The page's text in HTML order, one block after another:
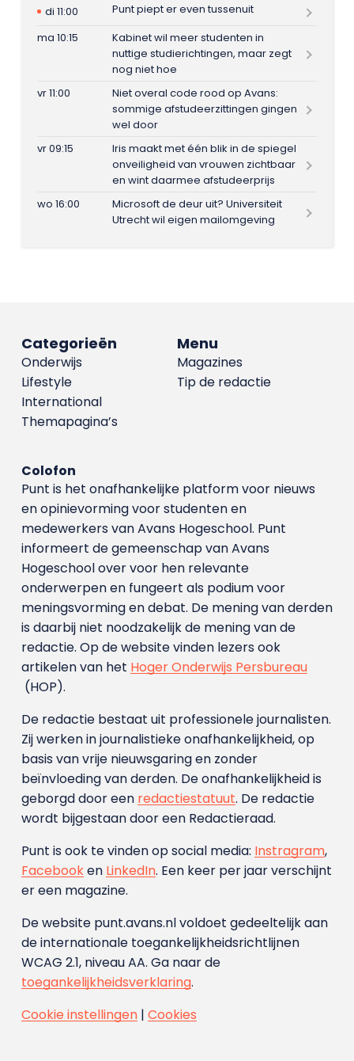
di 11:00
Punt piept er even tussenuit
ma 10:15
Kabinet wil meer studenten in
nuttige studierichtingen, maar zegt
nog niet hoe
vr 11:00
Niet overal code rood op Avans:
sommige afstudeerzittingen gingen
wel door
vr 09:15
Iris maakt met één blik in de spiegel
onveiligheid van vrouwen zichtbaar
en wint daarmee afstudeerprijs
wo 16:00
Microsoft de deur uit? Universiteit
Utrecht wil eigen mailomgeving
Menu
Magazines
Tip de redactie
Categorieën
Onderwijs
Lifestyle
International
Themapagina’s
Colofon
Punt is het onafhankelijke platform voor nieuws
en opinievorming voor studenten en
medewerkers van Avans Hoge­school. Punt
informeert de gemeenschap van Avans
Hogeschool over voor hen relevante
onderwerpen en fungeert als podium voor
meningsvorming en debat. De mening van derden
is daarbij niet noodzakelijk de mening van de
redactie. Op de website vinden lezers ook
artikelen van het Hoger Onderwijs Persbureau
(HOP).
De redactie bestaat uit professionele journalisten.
Zij werken in journalistieke onafhankelijkheid, op
basis van vrije nieuwsgaring en zonder
beïnvloeding van derden. De onafhankelijkheid is
geborgd door een redactiestatuut. De redactie
wordt bijgestaan door een Redactieraad.
Punt is ook te vinden op social media: Instragram,
Facebooken LinkedIn. Een keer per jaar verschijnt
er een magazine.
De website punt.avans.nl voldoet gedeeltelijk aan
de internationale toegankelijkheidsrichtlijnen
WCAG 2.1, niveau AA. Ga naar de
toegankelijkheidsverklaring.
Cookie instellingen| Cookies